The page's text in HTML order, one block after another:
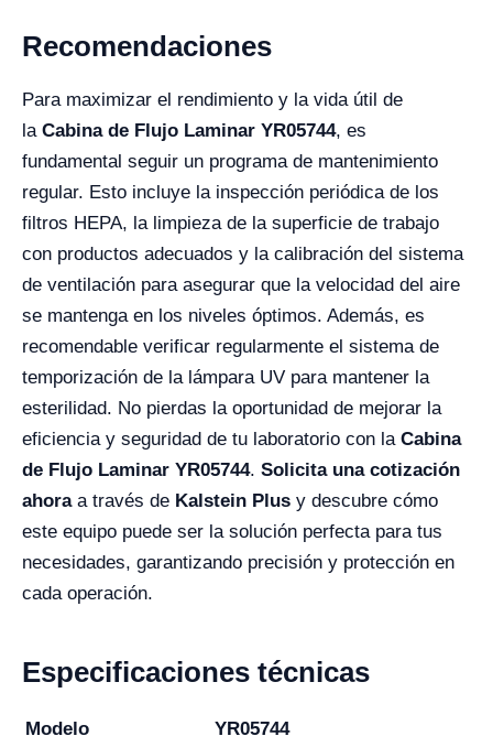
Recomendaciones
Para maximizar el rendimiento y la vida útil de
la Cabina de Flujo Laminar YR05744, es
fundamental seguir un programa de mantenimiento
regular. Esto incluye la inspección periódica de los
filtros HEPA, la limpieza de la superficie de trabajo
con productos adecuados y la calibración del sistema
de ventilación para asegurar que la velocidad del aire
se mantenga en los niveles óptimos. Además, es
recomendable verificar regularmente el sistema de
temporización de la lámpara UV para mantener la
esterilidad. No pierdas la oportunidad de mejorar la
eficiencia y seguridad de tu laboratorio con la Cabina
de Flujo Laminar YR05744. Solicita una cotización
ahoraa través de Kalstein Plus y descubre cómo
este equipo puede ser la solución perfecta para tus
necesidades, garantizando precisión y protección en
cada operación.
Especificaciones técnicas
Modelo YR05744